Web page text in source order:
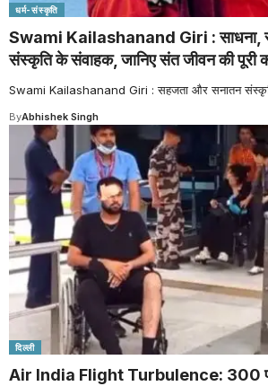
धर्म-संस्कृति
Swami Kailashanand Giri : साधना,
संस्कृति के संवाहक, जानिए संत जीवन की पूरी
Swami Kailashanand Giri : सहजता और सनातन
ByAbhishek Singh
दिल्ली
Air India Flight Turbulence: 300